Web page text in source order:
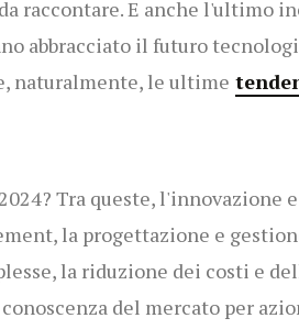
raccontare. E anche l'ultimo
abbracciato il futuro
naturalmente, le ultime
Tra queste, l'innovazione e
la progettazione e
la riduzione dei costi e
del mercato per